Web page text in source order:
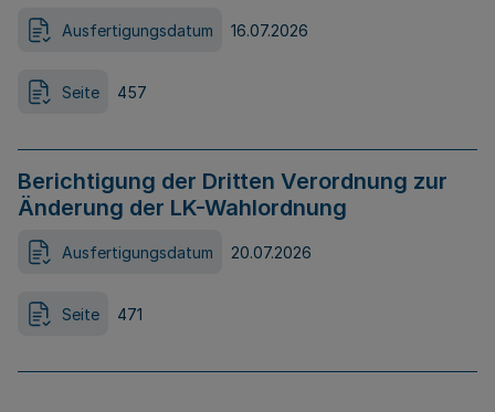
Ausfertigungsdatum 16.07.2026
Seite 457
Berichtigung der Dritten Verordnung zur
Änderung der LK-Wahlordnung
Ausfertigungsdatum 20.07.2026
Seite 471